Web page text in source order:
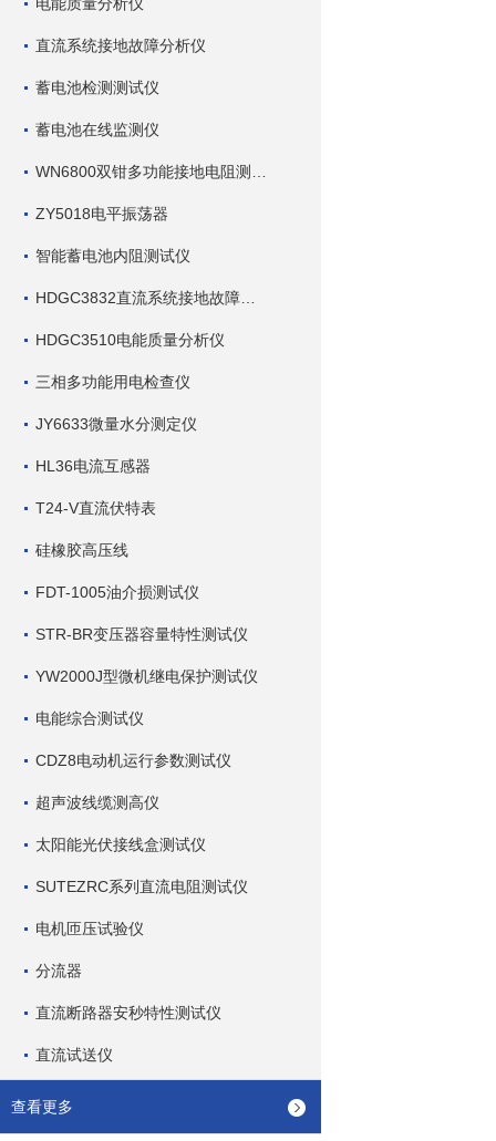
直流系统接地故障分析仪
蓄电池检测测试仪
蓄电池在线监测仪
ZY5018电平振荡器
智能蓄电池内阻测试仪
HDGC3510电能质量分析仪
三相多功能用电检查仪
JY6633微量水分测定仪
HL36电流互感器
T24-V直流伏特表
硅橡胶高压线
FDT-1005油介损测试仪
STR-BR变压器容量特性测试仪
YW2000J型微机继电保护测试仪
电能综合测试仪
CDZ8电动机运行参数测试仪
超声波线缆测高仪
太阳能光伏接线盒测试仪
SUTEZRC系列直流电阻测试仪
电机匝压试验仪
分流器
直流断路器安秒特性测试仪
直流试送仪
查看更多